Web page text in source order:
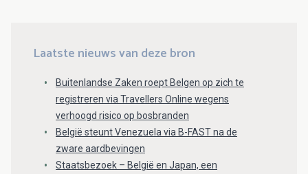
Laatste nieuws van deze bron
Buitenlandse Zaken roept Belgen op zich te
registreren via Travellers Online wegens
verhoogd risico op bosbranden
België steunt Venezuela via B-FAST na de
zware aardbevingen
Staatsbezoek – België en Japan, een